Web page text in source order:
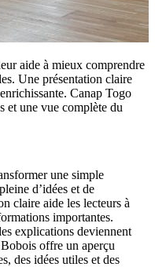
aide à mieux comprendre
Une présentation claire
Canap Togo
et une vue complète du
une simple
d’idées et de
claire aide les lecteurs à
importantes.
explications deviennent
offre un aperçu
des idées utiles et des